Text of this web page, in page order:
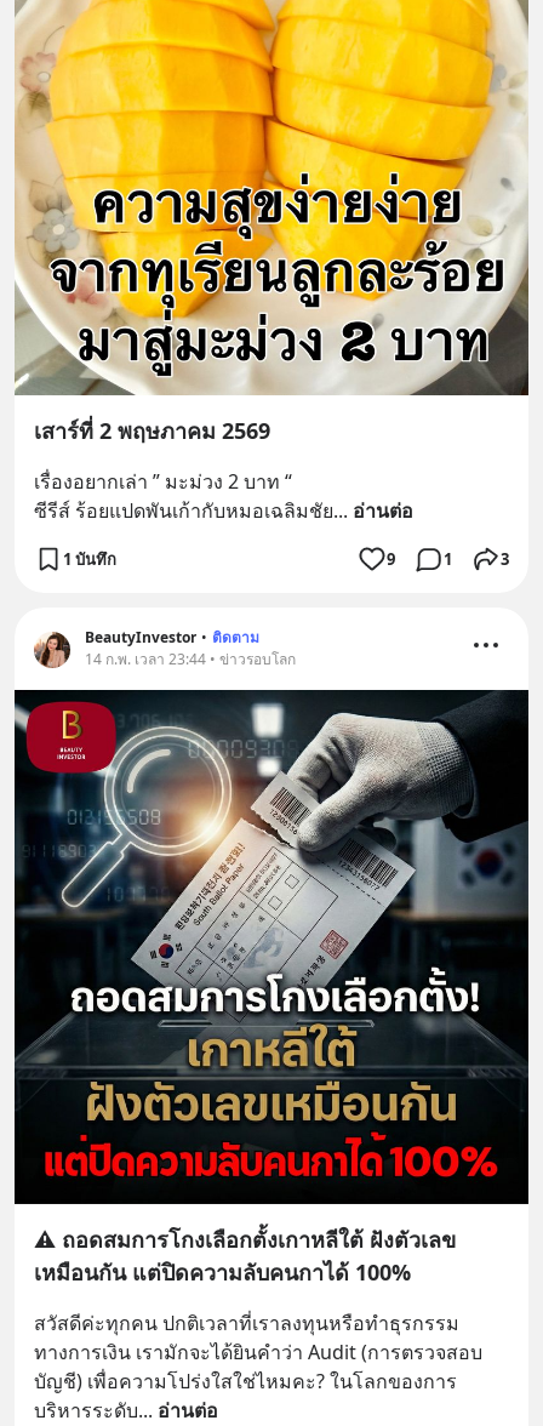
เสาร์ที่ 2 พฤษภาคม 2569
เรื่องอยากเล่า ” มะม่วง 2 บาท “
ซีรีส์ ร้อยแปดพันเก้ากับหมอเฉลิมชัย... อ่านต่อ
1 บันทึก 9 1 3
BeautyInvestor • ติดตาม
14 ก.พ. เวลา 23:44 • ข่าวรอบโลก
⚠️ ถอดสมการโกงเลือกตั้งเกาหลีใต้ ฝังตัวเลข
เหมือนกัน แต่ปิดความลับคนกาได้ 100%
สวัสดีค่ะทุกคน ปกติเวลาที่เราลงทุนหรือทำธุรกรรม
ทางการเงิน เรามักจะได้ยินคำว่า Audit (การตรวจสอบ
บัญชี) เพื่อความโปร่งใสใช่ไหมคะ? ในโลกของการ
บริหารระดับ... อ่านต่อ